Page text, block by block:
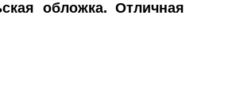
обложка. Отличная